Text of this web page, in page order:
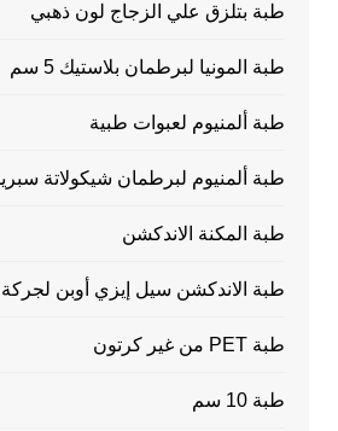
طبة بتلزق علي الزجاج لون ذهبي
طبة المونيا لبرطمان بلاستيك 5 سم
طبة ألمنيوم لعبوات طبية
طبة ألمنيوم لبرطمان شيكولاتة
طبة المكنة الاندكشن
طبة الاندكشن سيل إيزي أوبن
طبة PET من غير كرتون
طبة 10 سم